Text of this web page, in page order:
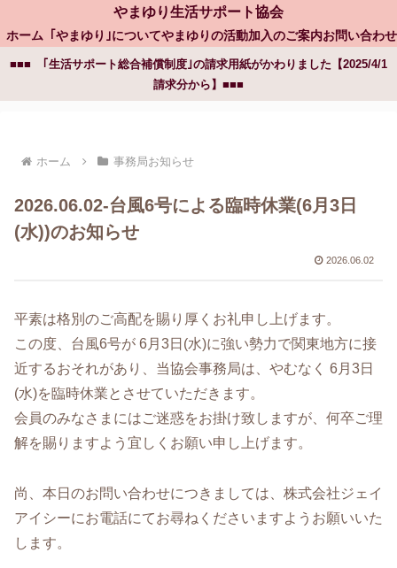
やまゆり生活サポート協会
ホーム ｢やまゆり｣についてやまゆりの活動加入のご案内お問い合わせ
■■■ ｢生活サポート総合補償制度｣の請求用紙がかわりました【2025/4/1
請求分から】■■■
ホーム 事務局お知らせ
2026.06.02-台風6号による臨時休業(6月3日
(水))のお知らせ
2026.06.02
平素は格別のご高配を賜り厚くお礼申し上げます。
この度、台風6号が 6月3日(水)に強い勢力で関東地方に接
近するおそれがあり、当協会事務局は、やむなく 6月3日
(水)を臨時休業とさせていただきます。
会員のみなさまにはご迷惑をお掛け致しますが、何卒ご理
解を賜りますよう宜しくお願い申し上げます。
尚、本日のお問い合わせにつきましては、株式会社ジェイ
アイシーにお電話にてお尋ねくださいますようお願いいた
します。